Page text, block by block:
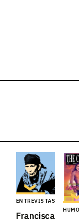
ENTREVISTAS
Francisca